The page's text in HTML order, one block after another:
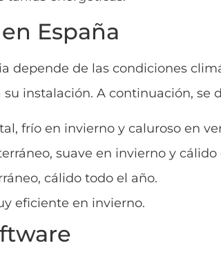
España
depende de las condiciones
instalación. A continuación, se
frío en invierno y caluroso en
suave en invierno y cálido
cálido todo el año.
eficiente en invierno.